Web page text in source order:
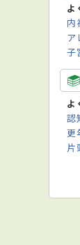
よ
内
ア
子
よ
認
更
片